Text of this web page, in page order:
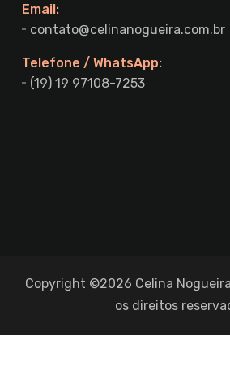
Email:
contato@celinanogueira.com.br
Telefone / WhatsApp:
(19) 19 97108-7253
Copyright ©2026 Celina
os direitos